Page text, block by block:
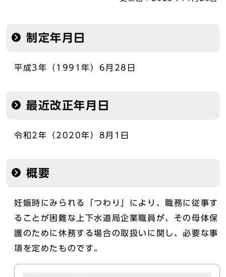
制定年月日
平成3年（1991年）6月28日
最近改正年月日
令和2年（2020年）8月1日
概要
妊娠時にみられる「つわり」により、職務に従事す
ることが困難な上下水道局企業職員が、その母体保
護のために休務する場合の取扱いに関し、必要な事
項を定めたものです。